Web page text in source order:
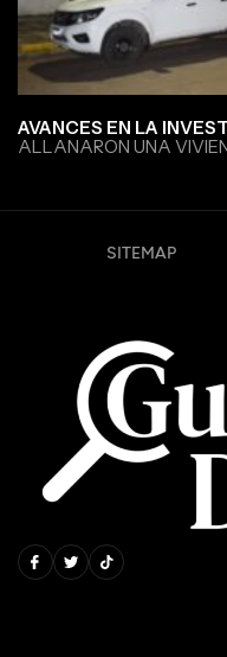
AVANCES EN LA
ALLANARON UNA
SITEMAP